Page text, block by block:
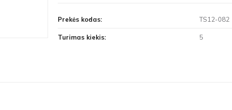
Prekės kodas: TS12-082
Turimas kiekis: 5